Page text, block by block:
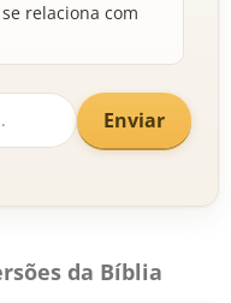
relaciona com
Enviar
da Bíblia